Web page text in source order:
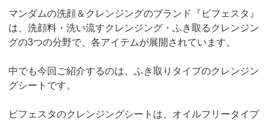
マンダムの洗顔＆クレンジングのブランド『ビフェスタ』
は、洗顔料・洗い流すクレンジング・ふき取るクレンジン
グの3つの分野で、各アイテムが展開されています。
中でも今回ご紹介するのは、ふき取りタイプのクレンジン
グシートです。
ビフェスタのクレンジングシートは、オイルフリータイプ